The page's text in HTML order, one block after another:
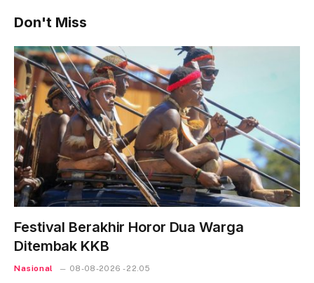
Don't Miss
Festival Berakhir Horor Dua Warga
Ditembak KKB
Nasional 08-08-2026 - 22.05